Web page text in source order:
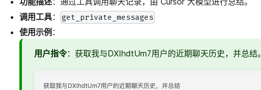
调用工具：
get_private_messages
使用示例 ：
用户指令：获取我与DXIhdtUm7用户的近期聊天历史，并总结。